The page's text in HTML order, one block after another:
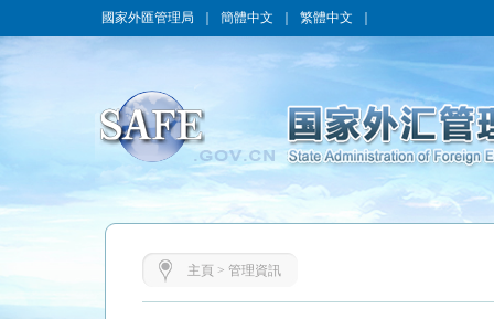
國家外匯管理局 簡體中文 繁體中文
主頁 > 管理資訊